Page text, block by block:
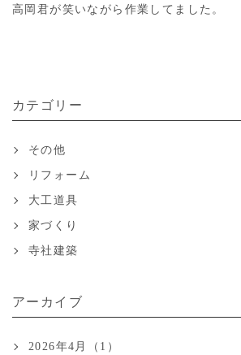
高岡君が笑いながら作業してました。
カテゴリー
その他
リフォーム
大工道具
家づくり
寺社建築
アーカイブ
2026年4月（1）